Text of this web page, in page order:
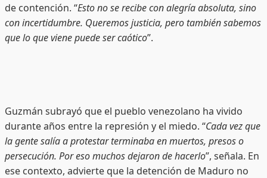
de contención. “Esto no se recibe con alegría absoluta, sino
con incertidumbre. Queremos justicia, pero también sabemos
que lo que viene puede ser caótico”.
Guzmán subrayó que el pueblo venezolano ha vivido
durante años entre la represión y el miedo. “Cada vez que
la gente salía a protestar terminaba en muertos, presos o
persecución. Por eso muchos dejaron de hacerlo”, señala. En
ese contexto, advierte que la detención de Maduro no